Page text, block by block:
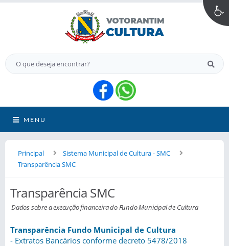
MENU
Principal
Sistema Municipal de Cultura - SMC
Transparência SMC
Transparência SMC
Dados sobre a execução financeira do Fundo Municipal de Cultura
Transparência Fundo Municipal de Cultura
- Extratos Bancários conforme decreto 5478/2018